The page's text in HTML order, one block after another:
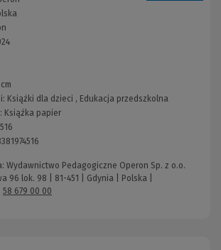
Książki dla dzieci , Edukacja przedszkolna
Książka papier
Wydawnictwo Pedagogiczne Operon Sp. z o.o.
96 lok. 98 | 81-451 | Gdynia | Polska |
58 679 00 00